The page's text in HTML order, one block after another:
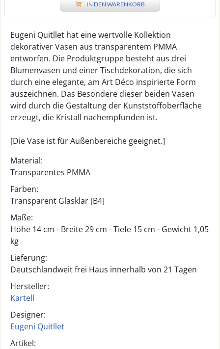
IN DEN WARENKORB
Eugeni Quitllet hat eine wertvolle Kollektion
dekorativer Vasen aus transparentem PMMA
entworfen. Die Produktgruppe besteht aus drei
Blumenvasen und einer Tischdekoration, die sich
durch eine elegante, am Art Déco inspirierte Form
auszeichnen. Das Besondere dieser beiden Vasen
wird durch die Gestaltung der Kunststoffoberfläche
erzeugt, die Kristall nachempfunden ist.
[Die Vase ist für Außenbereiche geeignet.]
Material:
Transparentes PMMA
Farben:
Transparent Glasklar [B4]
Maße:
Höhe 14 cm - Breite 29 cm - Tiefe 15 cm - Gewicht 1,05
kg
Lieferung:
Deutschlandweit frei Haus innerhalb von 21 Tagen
Hersteller:
Kartell
Designer:
Eugeni Quitllet
Artikel: